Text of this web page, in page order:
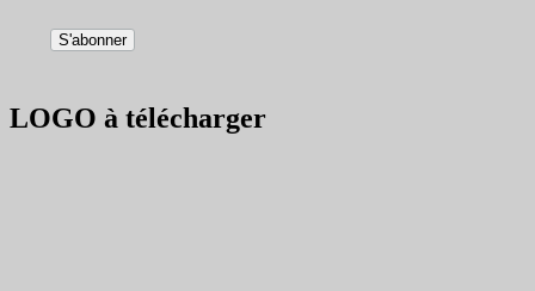
LOGO à télécharger